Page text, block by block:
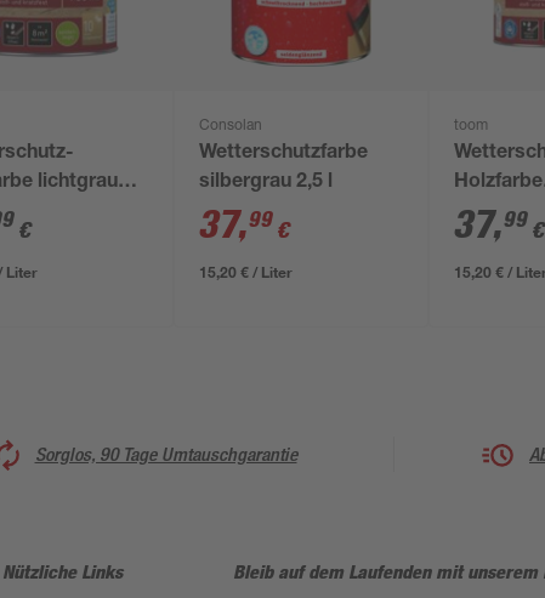
lichtgrau
€
Liter
Consolan
Wetterschutzfarbe
silbergrau 2,5 l
37,99 €
15,20 € / Liter
toom
Holzfarbe
37,99 €
15,20 € /
Sorglos, 90 Tage Umtauschgarantie
Nützliche Links Bleib auf dem Laufenden mit